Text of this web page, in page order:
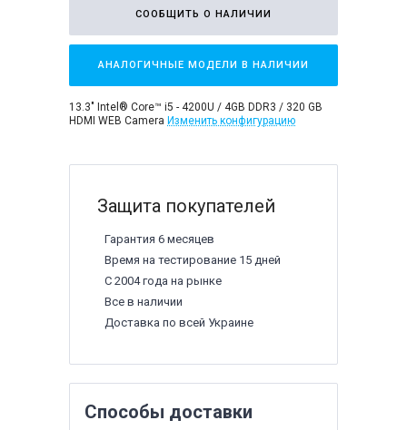
СООБЩИТЬ О НАЛИЧИИ
АНАЛОГИЧНЫЕ МОДЕЛИ В НАЛИЧИИ
13.3" Intel® Core™ i5 - 4200U / 4GB DDR3 / 320 GB
HDMI WEB Camera Изменить конфигурацию
Защита покупателей
Гарантия 6 месяцев
Время на тестирование 15 дней
С 2004 года на рынке
Все в наличии
Доставка по всей Украине
Способы доставки